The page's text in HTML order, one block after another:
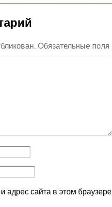
Обязательные
адрес сайта в этом